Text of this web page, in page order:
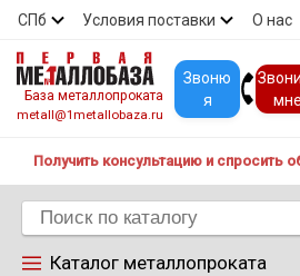
СПб Условия поставки О нас
Скидки Прайс Покупателям
База металлопроката
metall@1metallobaza.ru
Звоню
я
мне
Получить консультацию и спросить
Каталог металлопроката